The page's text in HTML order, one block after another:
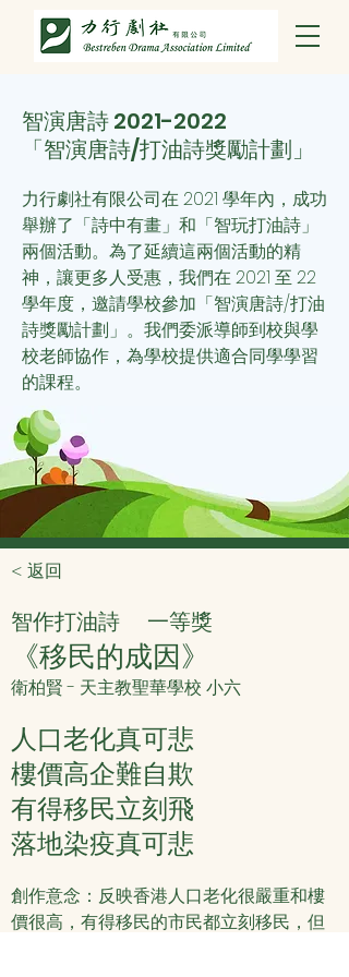
智演唐詩2021-2022
「智演唐詩/打油詩獎勵計劃」
力行劇社有限公司在 2021 學年內，成功
舉辦了「詩中有畫」和「智玩打油詩」
兩個活動。為了延續這兩個活動的精
神，讓更多人受惠，我們在 2021 至 22
學年度，邀請學校參加「智演唐詩/打油
詩獎勵計劃」。我們委派導師到校與學
校老師協作，為學校提供適合同學學習
的課程。
< 返回
智作打油詩 一等獎
《移民的成因》
衛柏賢 - 天主教聖華學校 小六
人口老化真可悲
樓價高企難自欺
有得移民立刻飛
落地染疫真可悲
創作意念：反映香港人口老化很嚴重和樓
價很高，有得移民的市民都立刻移民，但